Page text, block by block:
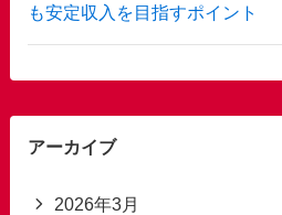
も安定収入を目指すポイント
アーカイブ
2026年3月